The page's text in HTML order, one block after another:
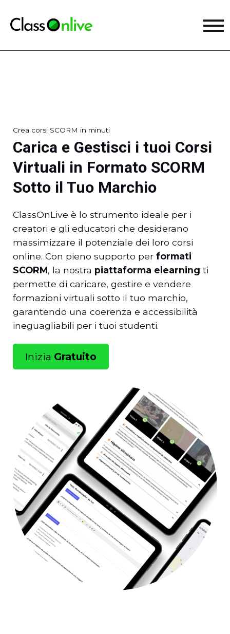
Crea corsi SCORM in minuti
Carica e Gestisci i tuoi Corsi
Virtuali in Formato SCORM
Sotto il Tuo Marchio
ClassOnLive è lo strumento ideale per i
creatori e gli educatori che desiderano
massimizzare il potenziale dei loro corsi
online. Con pieno supporto per formati
SCORM, la nostra piattaforma elearning ti
permette di caricare, gestire e vendere
formazioni virtuali sotto il tuo marchio,
garantendo una coerenza e accessibilità
ineguagliabili per i tuoi studenti.
Inizia Gratuito